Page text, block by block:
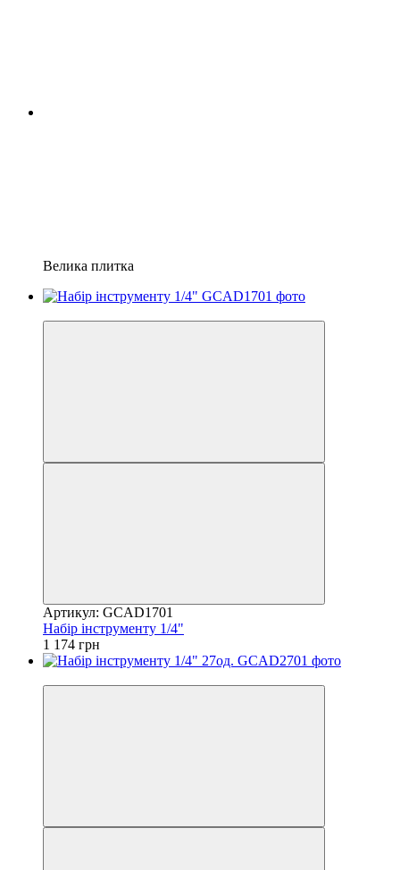
Велика плитка
Артикул: GCAD1701
Набір інструменту 1/4"
1 174 грн